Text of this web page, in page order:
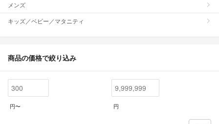
メンズ
キッズ／ベビー／マタニティ
商品の価格で絞り込み
円〜 円